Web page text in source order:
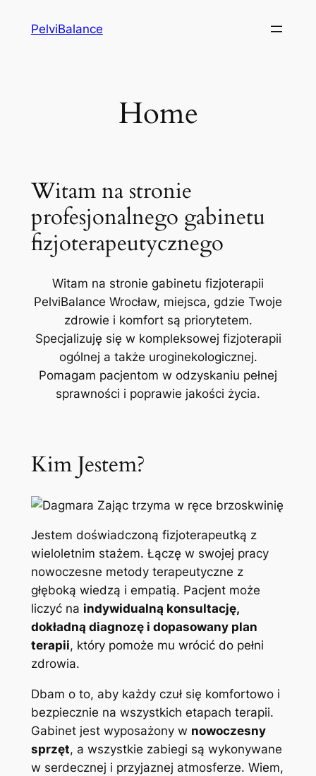
PelviBalance
Home
Witam na stronie
profesjonalnego gabinetu
fizjoterapeutycznego
Witam na stronie gabinetu fizjoterapii
PelviBalance Wrocław, miejsca, gdzie Twoje
zdrowie i komfort są priorytetem.
Specjalizuję się w kompleksowej fizjoterapii
ogólnej a także uroginekologicznej.
Pomagam pacjentom w odzyskaniu pełnej
sprawności i poprawie jakości życia.
Kim Jestem?
Jestem doświadczoną fizjoterapeutką z
wieloletnim stażem. Łączę w swojej pracy
nowoczesne metody terapeutyczne z
głęboką wiedzą i empatią. Pacjent może
liczyć na indywidualną konsultację,
dokładną diagnozę i dopasowany plan
terapii, który pomoże mu wrócić do pełni
zdrowia.
Dbam o to, aby każdy czuł się komfortowo i
bezpiecznie na wszystkich etapach terapii.
Gabinet jest wyposażony w nowoczesny
sprzęt, a wszystkie zabiegi są wykonywane
w serdecznej i przyjaznej atmosferze. Wiem,